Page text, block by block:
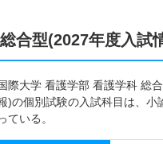
合型(2027年度入試
際大学 看護学部 看護学科 総
)の個別試験の入試科目は、小
ている。